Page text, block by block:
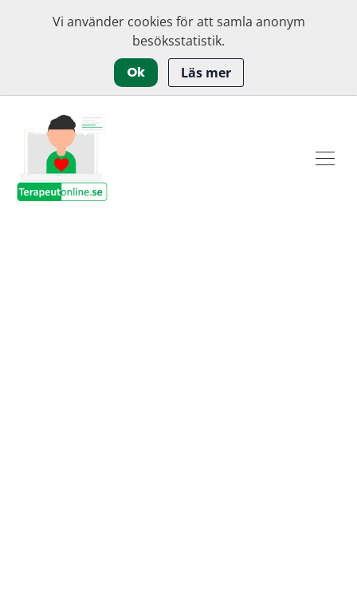
Vi använder cookies för att samla anonym
besöksstatistik.
Ok Läs mer